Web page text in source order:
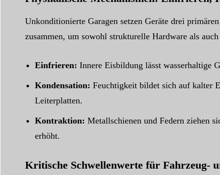
Unkonditionierte Garagen setzen Geräte drei
zusammen, um sowohl strukturelle Hardware als
Einfrieren: Innere Eisbildung lässt wasserhaltige
Kondensation: Feuchtigkeit bildet sich auf kalter
Leiterplatten.
Kontraktion: Metallschienen und Federn ziehen
erhöht.
Kritische Schwellenwerte für Fahrzeug-